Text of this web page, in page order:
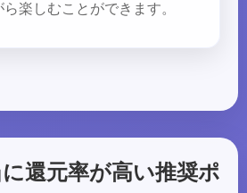
楽しむことができます。
に還元率が高い推奨ポ